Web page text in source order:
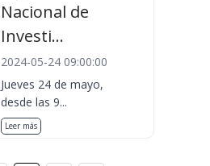
Nacional de
Investi...
2024-05-24 09:00:00
Jueves 24 de mayo,
desde las 9...
Leer más